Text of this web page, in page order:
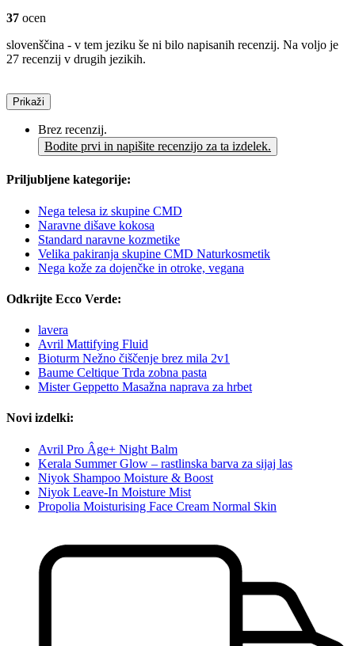
37 ocen
slovenščina - v tem jeziku še ni bilo napisanih recenzij. Na voljo je
27 recenzij v drugih jezikih.
Prikaži
Brez recenzij.
Bodite prvi in napišite recenzijo za ta izdelek.
Priljubljene kategorije:
Nega telesa iz skupine CMD
Naravne dišave kokosa
Standard naravne kozmetike
Velika pakiranja skupine CMD Naturkosmetik
Nega kože za dojenčke in otroke, vegana
Odkrijte Ecco Verde:
lavera
Avril Mattifying Fluid
Bioturm Nežno čiščenje brez mila 2v1
Baume Celtique Trda zobna pasta
Mister Geppetto Masažna naprava za hrbet
Novi izdelki:
Avril Pro Âge+ Night Balm
Kerala Summer Glow – rastlinska barva za sijaj las
Niyok Shampoo Moisture & Boost
Niyok Leave-In Moisture Mist
Propolia Moisturising Face Cream Normal Skin